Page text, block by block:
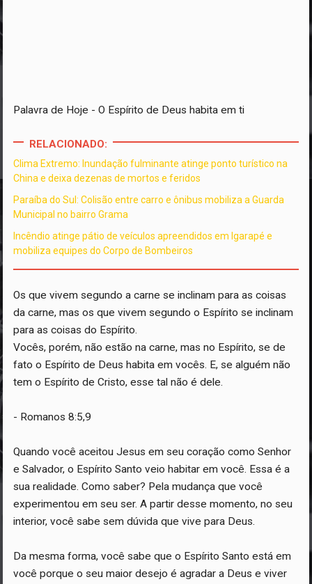
Palavra de Hoje - O Espírito de Deus habita em ti
RELACIONADO:
Clima Extremo: Inundação fulminante atinge ponto turístico na
China e deixa dezenas de mortos e feridos
Paraíba do Sul: Colisão entre carro e ônibus mobiliza a Guarda
Municipal no bairro Grama
Incêndio atinge pátio de veículos apreendidos em Igarapé e
mobiliza equipes do Corpo de Bombeiros
Os que vivem segundo a carne se inclinam para as coisas
da carne, mas os que vivem segundo o Espírito se inclinam
para as coisas do Espírito.
Vocês, porém, não estão na carne, mas no Espírito, se de
fato o Espírito de Deus habita em vocês. E, se alguém não
tem o Espírito de Cristo, esse tal não é dele.
- Romanos 8:5,9
Quando você aceitou Jesus em seu coração como Senhor
e Salvador, o Espírito Santo veio habitar em você. Essa é a
sua realidade. Como saber? Pela mudança que você
experimentou em seu ser. A partir desse momento, no seu
interior, você sabe sem dúvida que vive para Deus.
Da mesma forma, você sabe que o Espírito Santo está em
você porque o seu maior desejo é agradar a Deus e viver